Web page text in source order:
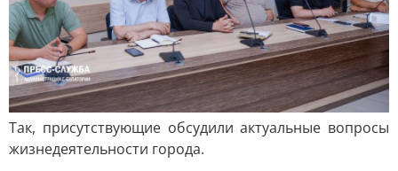
Так, присутствующие обсудили актуальные вопросы
жизнедеятельности города.